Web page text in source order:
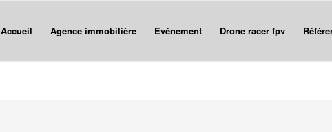
Accueil Agence immobilière Evénement Drone racer fpv